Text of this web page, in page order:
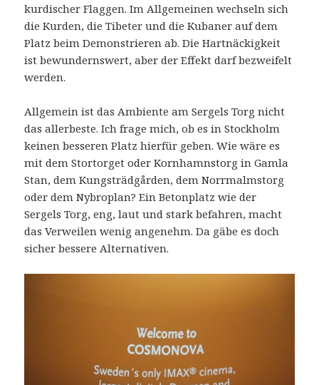
kurdischer Flaggen. Im Allgemeinen wechseln sich
die Kurden, die Tibeter und die Kubaner auf dem
Platz beim Demonstrieren ab. Die Hartnäckigkeit
ist bewundernswert, aber der Effekt darf bezweifelt
werden.
Allgemein ist das Ambiente am Sergels Torg nicht
das allerbeste. Ich frage mich, ob es in Stockholm
keinen besseren Platz hierfür geben. Wie wäre es
mit dem Stortorget oder Kornhamnstorg in Gamla
Stan, dem Kungsträdgården, dem Norrmalmstorg
oder dem Nybroplan? Ein Betonplatz wie der
Sergels Torg, eng, laut und stark befahren, macht
das Verweilen wenig angenehm. Da gäbe es doch
sicher bessere Alternativen.